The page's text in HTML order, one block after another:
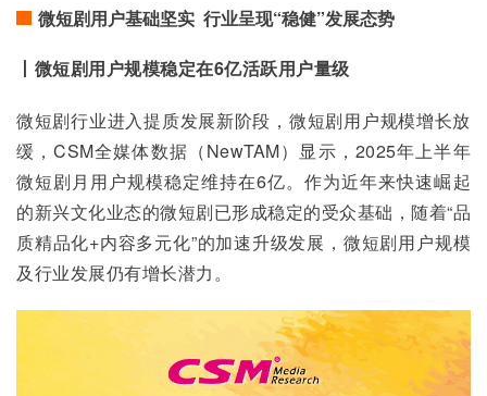
微短剧用户基础坚实 行业呈现“稳健”发展态势
丨微短剧用户规模稳定在6亿活跃用户量级
微短剧行业进入提质发展新阶段，微短剧用户规模增长放
缓，CSM全媒体数据（NewTAM）显示，2025年上半年
微短剧月用户规模稳定维持在6亿。作为近年来快速崛起
的新兴文化业态的微短剧已形成稳定的受众基础，随着“品
质精品化+内容多元化”的加速升级发展，微短剧用户规模
及行业发展仍有增长潜力。